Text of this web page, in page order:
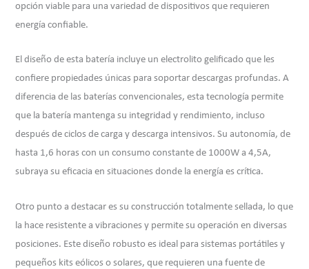
opción viable para una variedad de dispositivos que requieren
energía confiable.
El diseño de esta batería incluye un electrolito gelificado que les
confiere propiedades únicas para soportar descargas profundas. A
diferencia de las baterías convencionales, esta tecnología permite
que la batería mantenga su integridad y rendimiento, incluso
después de ciclos de carga y descarga intensivos. Su autonomía, de
hasta 1,6 horas con un consumo constante de 1000W a 4,5A,
subraya su eficacia en situaciones donde la energía es crítica.
Otro punto a destacar es su construcción totalmente sellada, lo que
la hace resistente a vibraciones y permite su operación en diversas
posiciones. Este diseño robusto es ideal para sistemas portátiles y
pequeños kits eólicos o solares, que requieren una fuente de